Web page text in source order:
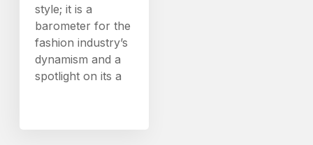
style; it is a
barometer for the
fashion industry’s
dynamism and a
spotlight on its a